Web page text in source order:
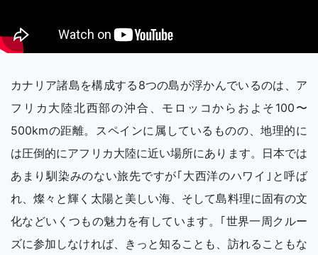
カナリア諸島を構成する8つの島が浮かんでいるのは、ア
フリカ大陸北西部の沖合、モロッコからおよそ100〜
500kmの距離。スペインに属しているものの、地理的に
は圧倒的にアフリカ大陸に近い場所にあります。日本では
あまり馴染みのない旅先ですが｢大西洋のハワイ｣と呼ば
れ、燦々と輝く太陽と美しい海、そして島料理に固有の文
化などいくつもの魅力を有しています。｢世界一周クルー
ズに参加しなければ、きっと知ることも、訪れることもな